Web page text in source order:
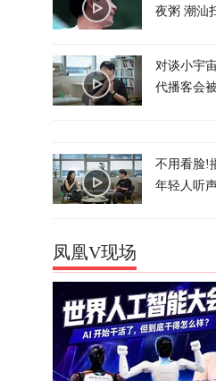
夜粥 潮汕
对谈小宇
代播客会
不用看脸!
年轻人听
凤凰V现场